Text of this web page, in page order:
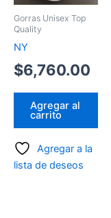
Gorras Unisex Top
Quality
NY
$6,760.00
Agregar al
carrito
Agregar a la
lista de deseos